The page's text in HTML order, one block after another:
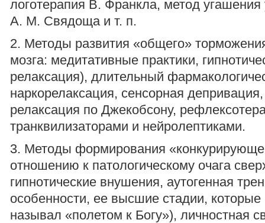
логотерапия В. Франкла, метод угашения
А. М. Свядоща и т. п.
2. Методы развития «общего»
мозга: медитативные практики,
релаксация), длительный
наркорелаксация, сенсорная
релаксация по Джекобсону,
транквилизаторами и нейролептиками.
3. Методы формирования
отношению к патологическому очага
гипнотические внушения, аутогенная
особенности, ее высшие стадии,
называл «полетом к Богу»), личностная